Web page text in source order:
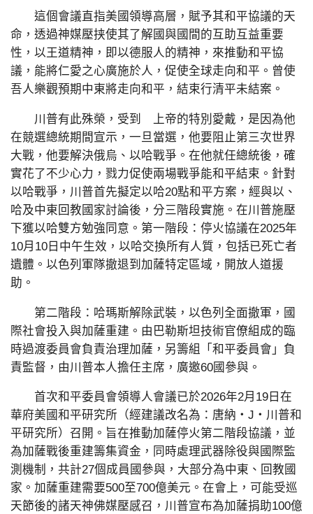
這個會議直指美國領導高層，賦予其和平協議的天
命，透過神媒壓挟使其了解國與國間的互助互益重要
性，以王道精神，即以德服人的精神，來推動和平協
議，能將仁愛之心廣施於人，促使全球走向和平。曾使
吾人樂觀預期中東將走向和平，結束行清平未結案。
川普有此殊榮，受到 上帝的特別愛戴，是因為他
在競選總統期間宣示，一旦當選，他要阻止第三次世界
大戰，他要解決俄烏、以哈戰爭。在他就任總統後，確
實花了不少心力，戮力促使兩場戰爭能和平結束。針對
以哈戰爭，川普首先擬定以哈20點和平方案，經與以、
哈及中東回教國家討論後，分三階段實施。在川普施壓
下獲以哈雙方勉強同意。第一階段：停火協議在2025年
10月10日中午生效，以哈交換所有人質，包括已死亡者
遺體。以色列軍隊撤退到加薩特定區域，開放人道援
助。
第二階段：哈瑪斯解除武裝，以色列全面撤軍，國
際社會投入與加薩重建。由巴勒斯坦技術官僚組成的臨
時過渡委員會負責治理加薩，另籌組「和平委員會」負
責監督，由川普本人擔任主席，廣邀60國參與。
首次和平委員會領導人會議已於2026年2月19日在
華府美國和平研究所（經建議改名為：唐納‧J‧川普和
平研究所）召開。旨在推動加薩停火第二階段協議，並
為加薩戰後重建籌集資金，同時處理武器除役與國際監
測機制，共計27個成員國參與，大部分為中東、回教國
家。加薩重建需要500至700億美元。在會上，可能受巡
天節後的諸天神佛媒壓感召，川普宣布為加薩捐助100億